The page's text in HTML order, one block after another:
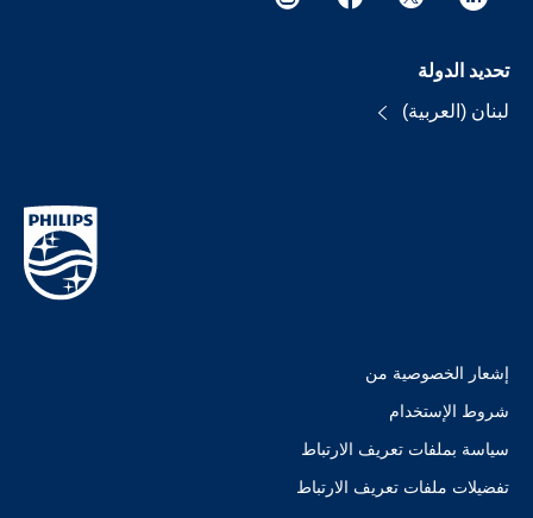
تحديد الدولة
لبنان (العربية)
إشعار الخصوصية من
شروط الإستخدام
سياسة بملفات تعريف الارتباط
تفضيلات ملفات تعريف الارتباط